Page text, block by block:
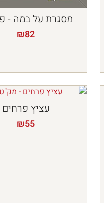
מסגרת על במה -
₪82
עציץ פרחים
₪55